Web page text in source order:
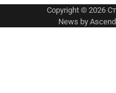
Copyright © 2026
News by